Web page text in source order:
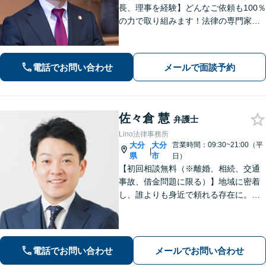
長、理事を経験】どんなご依頼も100％
の力で取り組みます！法律の専門家と
拠点ある地域密着型の事務所】
電話でお問い合わせ メールで面談予約
佐々倉 慧 弁護士
Lino法律事務所
大分
県
|
大分
市
営業時間：09:30~21:00（平
日）
【初回相談無料（※離婚、相続、交通
事故、借金問題に限る）】地域に密着
し、誰よりも身近で頼れる存在に。
動産の絡む相談問題はお任せください
電話でお問い合わせ メールでお問い合わせ